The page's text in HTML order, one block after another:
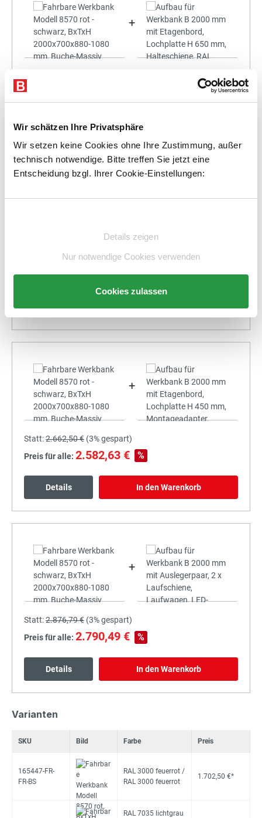
Wir schätzen Ihre Privatsphäre
Wir setzen keine Cookies ohne Ihre Zustimmung, außer
technisch notwendige. Bitte treffen Sie jetzt eine
Entscheidung bzgl. Ihrer Cookie-Einstellungen:
Details zeigen
Nur notwendige Cookies verwenden
Cookies zulassen
+
Preis für alle:
Details In den Warenkorb
2.482,50 €(3%gespart)
Preis für alle:2.408,03 € %
+
Statt:2.662,50 € (3%gespart)
Preis für alle: 2.582,63 € %
Details In den Warenkorb
+
Statt:2.876,79 € (3%gespart)
Preis für alle: 2.790,49 € %
Details In den Warenkorb
Varianten
SKU Bild Farbe Preis
165447-FR-
FR-BS
RAL 3000 feuerrot /
RAL 3000 feuerrot
1.702,50 €*
RAL 7035 lichtgrau